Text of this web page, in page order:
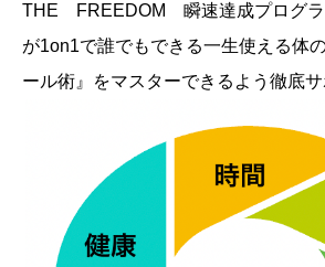
THE FREEDOM 瞬速達成プログラ
が1on1で誰でもできる一生使える体
ール術』をマスターできるよう徹底サ